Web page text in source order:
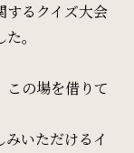
ス
するクイズ大会
。
この場を借りて
いただけるイ